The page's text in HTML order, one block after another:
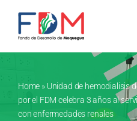
Search for:
Inicio
Home » Unidad de hemodialisis
por el FDM celebra 3 años al
con enfermedades renales